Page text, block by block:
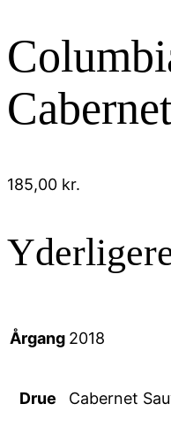
185,00 kr.
Årgang 2018
Drue Cabernet